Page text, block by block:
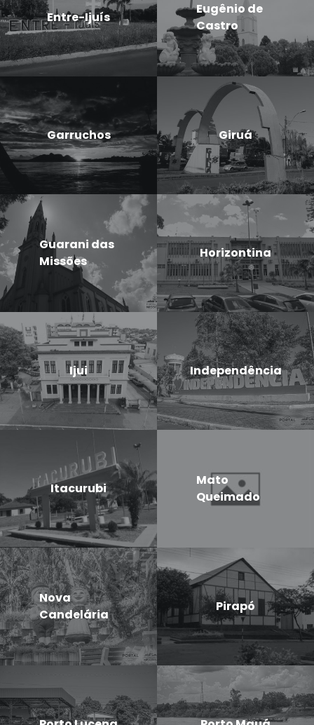
Entre-Ijuís
Eugênio de
Castro
Garruchos Giruá
Guarani das
Missões
Horizontina
Ijui Independência
Itacurubi
Mato
Queimado
Nova
Candelária
Pirapó